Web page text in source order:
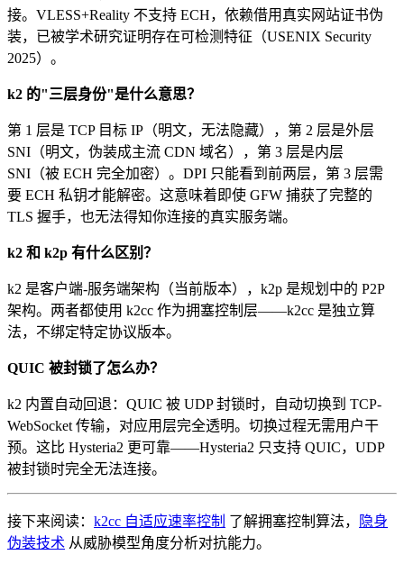
接。VLESS+Reality 不支持 ECH，依赖借用真实网站证书伪
装，已被学术研究证明存在可检测特征（USENIX Security
2025）。
k2 的"三层身份"是什么意思？
第 1 层是 TCP 目标 IP（明文，无法隐藏），第 2 层是外层
SNI（明文，伪装成主流 CDN 域名），第 3 层是内层
SNI（被 ECH 完全加密）。DPI 只能看到前两层，第 3 层需
要 ECH 私钥才能解密。这意味着即使 GFW 捕获了完整的
TLS 握手，也无法得知你连接的真实服务端。
k2 和 k2p 有什么区别？
k2 是客户端-服务端架构（当前版本），k2p 是规划中的 P2P
架构。两者都使用 k2cc 作为拥塞控制层——k2cc 是独立算
法，不绑定特定协议版本。
QUIC 被封锁了怎么办？
k2 内置自动回退：QUIC 被 UDP 封锁时，自动切换到 TCP-
WebSocket 传输，对应用层完全透明。切换过程无需用户干
预。这比 Hysteria2 更可靠——Hysteria2 只支持 QUIC，UDP
被封锁时完全无法连接。
接下来阅读： k2cc 自适应速率控制 了解拥塞控制算法，
隐身
伪装技术 从威胁模型角度分析对抗能力。